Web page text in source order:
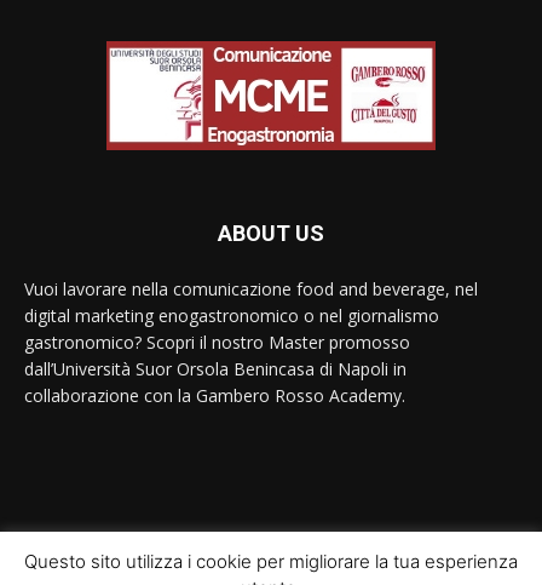
ABOUT US
Vuoi lavorare nella comunicazione food and beverage, nel
digital marketing enogastronomico o nel giornalismo
gastronomico? Scopri il nostro Master promosso
dall’Università Suor Orsola Benincasa di Napoli in
collaborazione con la Gambero Rosso Academy.
Questo sito utilizza i cookie per migliorare la tua esperienza